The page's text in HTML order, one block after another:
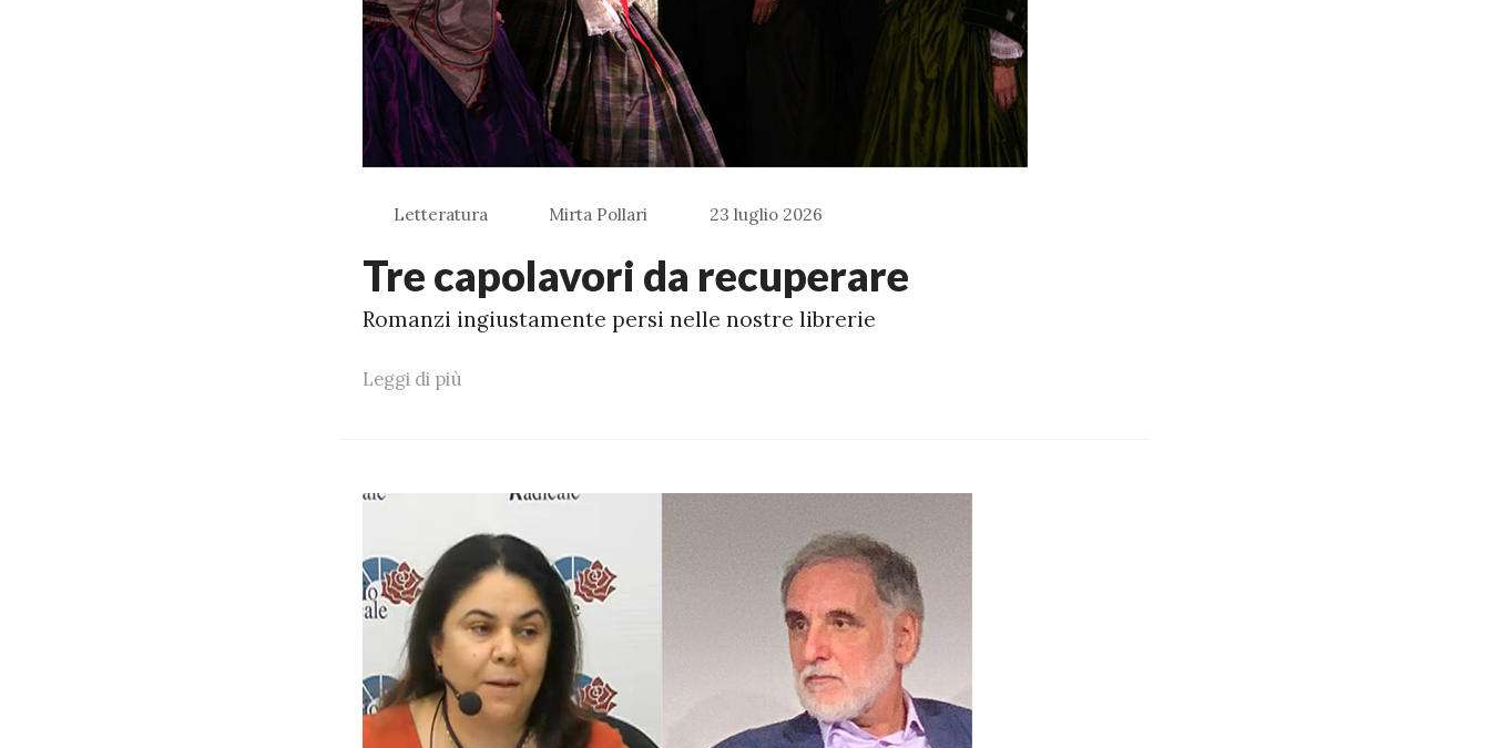
Letteratura Mirta Pollari 23 luglio 2026
Tre capolavori da recuperare
Romanzi ingiustamente persi nelle nostre librerie
Leggi di più